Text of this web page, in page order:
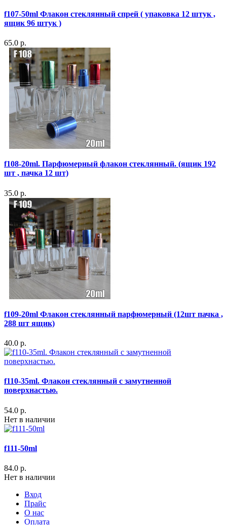
f107-50ml Флакон стеклянный спрей ( упаковка 12 штук ,
ящик 96 штук )
65.0 р.
f108-20ml. Парфюмерный флакон стеклянный. (ящик 192
шт , пачка 12 шт)
35.0 р.
f109-20ml Флакон стеклянный парфюмерный (12шт пачка ,
288 шт ящик)
40.0 р.
f110-35ml. Флакон стеклянный с замутненной
поверхнастью.
54.0 р.
Нет в наличии
f111-50ml
84.0 р.
Нет в наличии
Вход
Прайс
О нас
Оплата